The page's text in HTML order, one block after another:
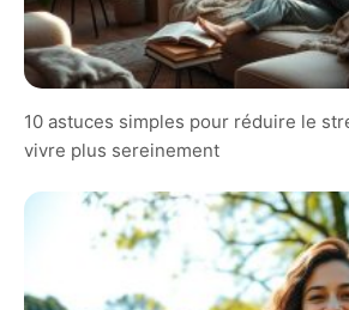
10 astuces simples pour réduire le
vivre plus sereinement